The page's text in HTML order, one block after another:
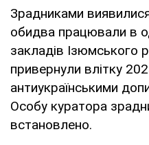
Зрадниками
обидва працювали в
закладів Ізюмського
привернули влітку
антиукраїнськими
Особу куратора
встановлено.